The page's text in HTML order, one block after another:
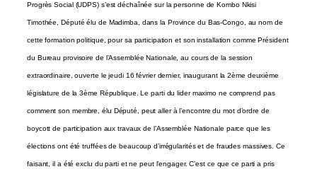
Progrès Social (UDPS) s’est déchaînée sur la personne de Kombo Nkisi
Timothée, Député élu de Madimba, dans la Province du Bas-Congo, au nom de
cette formation politique, pour sa participation et son installation comme Président
du Bureau provisoire de l’Assemblée Nationale, au cours de la session
extraordinaire, ouverte le jeudi 16 février dernier, inaugurant la 2ème deuxième
législature de la 3ème République. Le parti du lider maximo ne comprend pas
comment son membre, élu Député, peut aller à l’encontre du mot d’ordre de
boycott de participation aux travaux de l’Assemblée Nationale parce que les
élections ont été truffées de beaucoup d’irrégularités et de fraudes massives. Ce
faisant, il a été exclu du parti et ne peut l’engager. C’est ce que ce parti a pris